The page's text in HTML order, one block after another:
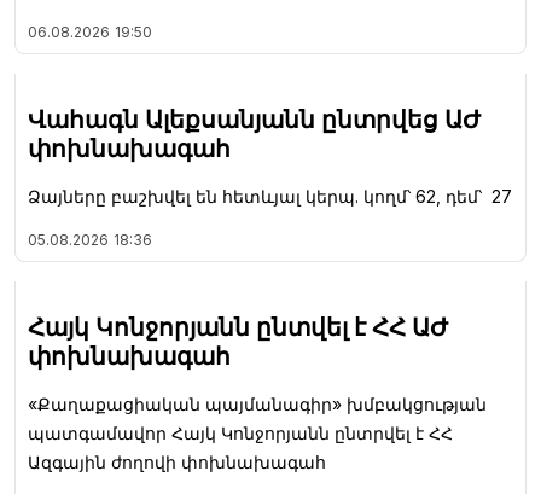
06.08.2026 19:50
Վահագն Ալեքսանյանն ընտրվեց ԱԺ
փոխնախագահ
Ձայները բաշխվել են հետևյալ կերպ. կողմ՝ 62, դեմ՝ 27
05.08.2026 18:36
Հայկ Կոնջորյանն ընտվել է ՀՀ ԱԺ
փոխնախագահ
«Քաղաքացիական պայմանագիր» խմբակցության
պատգամավոր Հայկ Կոնջորյանն ընտրվել է ՀՀ
Ազգային ժողովի փոխնախագահ